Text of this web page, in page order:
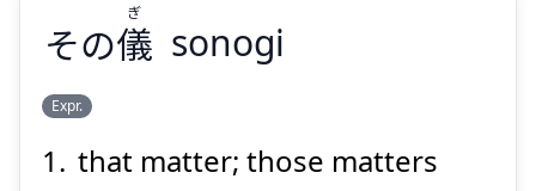
ぎ
その儀
ぎ
sonogi
Expr.
that matter; those matters